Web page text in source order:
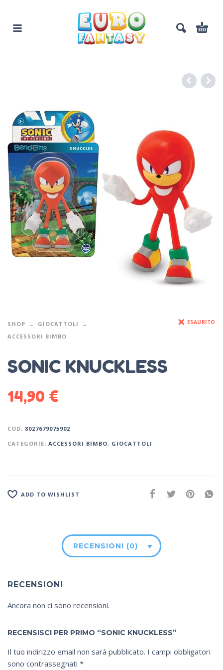
SHOP
GIOCATTOLI
ACCESSORI BIMBO
ESAURITO
SONIC KNUCKLESS
14,90 €
COD: 8027679075902
CATEGORIE: ACCESSORI BIMBO, GIOCATTOLI
ADD TO WISHLIST
RECENSIONI (0)
RECENSIONI
Ancora non ci sono recensioni.
RECENSISCI PER PRIMO “SONIC KNUCKLESS”
Il tuo indirizzo email non sarà pubblicato. I campi obbligatori
sono contrassegnati *